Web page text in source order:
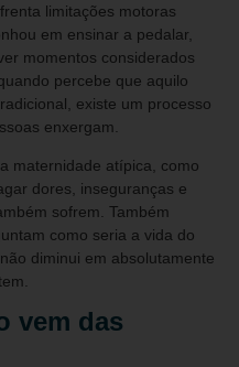
limitações motoras
em ensinar a pedalar,
momentos considerados
percebe que aquilo
existe um processo
enxergam.
maternidade atípica, como
dores, inseguranças e
sofrem. Também
como seria a vida do
diminui em absolutamente
vem das